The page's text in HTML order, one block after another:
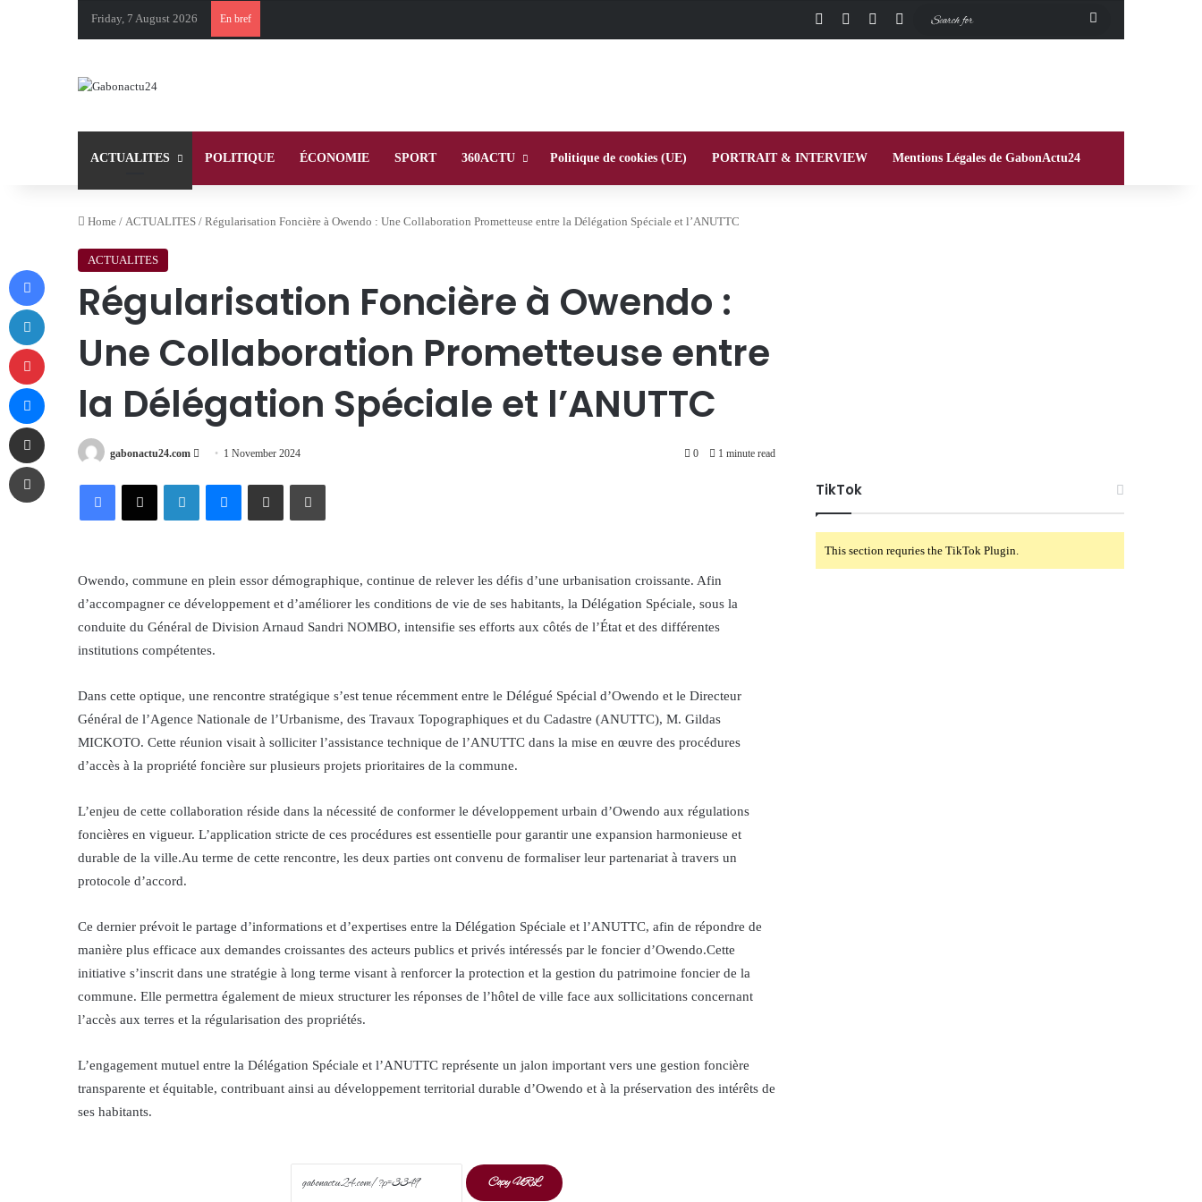
Friday, 7 August 2026 En bref Facebook InstagramSwitch skin
ACTUALITES POLITIQUE ÉCONOMIE SPORT 360ACTU Politique de cookies (UE) PORTRAIT & INTERVIEW Mentions Légales de GabonActu24
Home / ACTUALITES / Régularisation Foncière à Owendo : Une Collaboration Prometteuse entre la Délégation Spéciale et l’ANUTTC
ACTUALITES
Régularisation Foncière à Owendo :
Une Collaboration Prometteuse entre
la Délégation Spéciale et l’ANUTTC
gabonactu24.com
Send 1 November 2024 0 1 minute read
FacebookX LinkedInMessengerShare via Email Print
Owendo, commune en plein essor démographique, continue de relever les défis d’une urbanisation croissante. Afin
d’accompagner ce développement et d’améliorer les conditions de vie de ses habitants, la Délégation Spéciale, sous la
conduite du Général de Division Arnaud Sandri NOMBO, intensifie ses efforts aux côtés de l’État et des différentes
institutions compétentes.
Dans cette optique, une rencontre stratégique s’est tenue récemment entre le Délégué Spécial d’Owendo et le Directeur
Général de l’Agence Nationale de l’Urbanisme, des Travaux Topographiques et du Cadastre (ANUTTC), M. Gildas
MICKOTO. Cette réunion visait à solliciter l’assistance technique de l’ANUTTC dans la mise en œuvre des procédures
d’accès à la propriété foncière sur plusieurs projets prioritaires de la commune.
L’enjeu de cette collaboration réside dans la nécessité de conformer le développement urbain d’Owendo aux régulations
foncières en vigueur. L’application stricte de ces procédures est essentielle pour garantir une expansion harmonieuse et
durable de la ville.Au terme de cette rencontre, les deux parties ont convenu de formaliser leur partenariat à travers un
protocole d’accord.
Ce dernier prévoit le partage d’informations et d’expertises entre la Délégation Spéciale et l’ANUTTC, afin de répondre de
manière plus efficace aux demandes croissantes des acteurs publics et privés intéressés par le foncier d’Owendo.Cette
initiative s’inscrit dans une stratégie à long terme visant à renforcer la protection et la gestion du patrimoine foncier de la
commune. Elle permettra également de mieux structurer les réponses de l’hôtel de ville face aux sollicitations concernant
l’accès aux terres et la régularisation des propriétés.
L’engagement mutuel entre la Délégation Spéciale et l’ANUTTC représente un jalon important vers une gestion foncière
transparente et équitable, contribuant ainsi au développement territorial durable d’Owendo et à la préservation des intérêts de
ses habitants.
Copy URL
TikTok
This section requries the TikTok Plugin.
Facebook
LinkedIn
Messenger